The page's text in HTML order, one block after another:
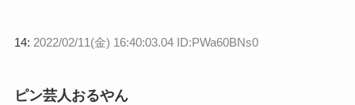
14: 2022/02/11(金) 16:40:03.04 ID:PWa60BNs0
ピン芸人おるやん